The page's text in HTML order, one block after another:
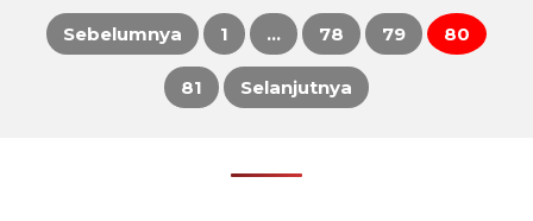
Paginasi
Sebelumnya 1 … 78 79 80
81 Selanjutnya